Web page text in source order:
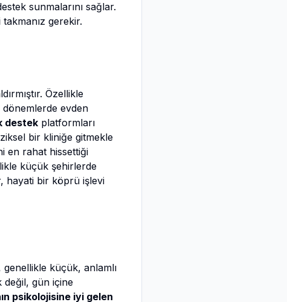
sunmalarını sağlar.
gerekir.
Özellikle
dönemlerde evden
destek platformları
bir kliniğe gitmekle
en rahat hissettiği
küçük şehirlerde
hayati bir köprü işlevi
küçük, anlamlı
değil, gün içine
psikolojisine iyi gelen